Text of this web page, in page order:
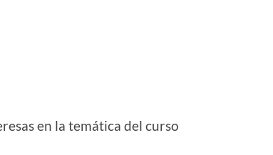
en la temática del curso